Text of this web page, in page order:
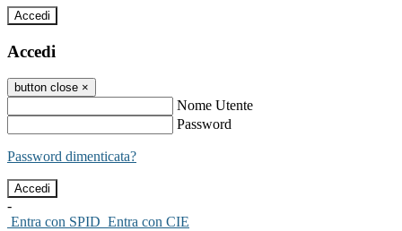
Accedi
Accedi
button close ×
Nome Utente
Password
Password dimenticata?
-
Entra con SPID Entra con CIE